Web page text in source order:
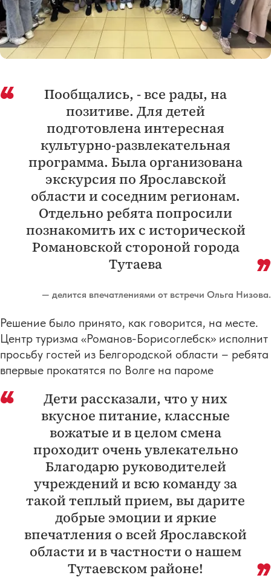
Пообщались, - все рады, на
позитиве. Для детей
подготовлена интересная
культурно-развлекательная
программа. Была организована
экскурсия по Ярославской
области и соседним регионам.
Отдельно ребята попросили
познакомить их с исторической
Романовской стороной города
Тутаева
— делится впечатлениями от встречи Ольга Низова.
Решение было принято, как говорится, на месте.
Центр туризма «Романов-Борисоглебск» исполнит
просьбу гостей из Белгородской области – ребята
впервые прокатятся по Волге на пароме
Дети рассказали, что у них
вкусное питание, классные
вожатые и в целом смена
проходит очень увлекательно
Благодарю руководителей
учреждений и всю команду за
такой теплый прием, вы дарите
добрые эмоции и яркие
впечатления о всей Ярославской
области и в частности о нашем
Тутаевском районе!